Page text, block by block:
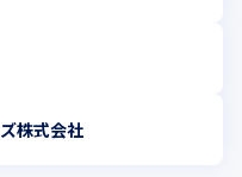
株式会社